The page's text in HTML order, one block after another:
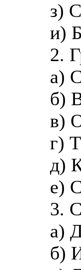
з)
и)
2.
а)
б)
в)
г)
д)
е)
3.
а)
б)